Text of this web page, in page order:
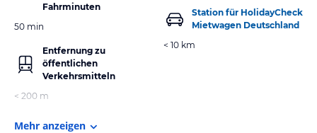
Fahrminuten
50 min
Entfernung zu
öffentlichen
Verkehrsmitteln
< 200 m
Station für HolidayCheck
Mietwagen Deutschland
< 10 km
Mehr anzeigen